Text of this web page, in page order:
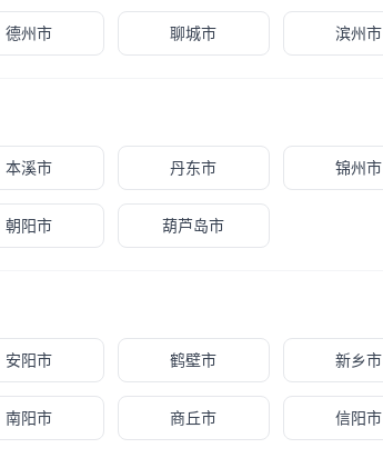
德州市 聊城市 滨州市
本溪市 丹东市 锦州市
朝阳市 葫芦岛市
安阳市 鹤壁市 新乡市
南阳市 商丘市 信阳市